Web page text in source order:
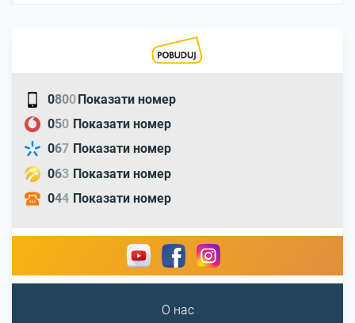
0800Показати номер
050 Показати номер
067 Показати номер
063 Показати номер
044 Показати номер
О нас